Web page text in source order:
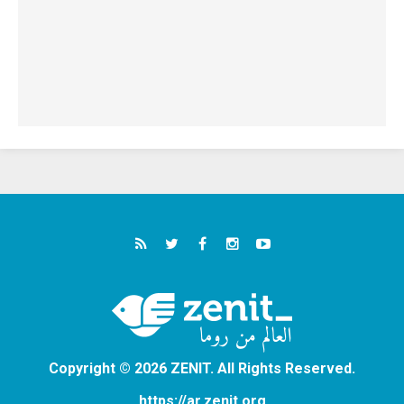
Copyright © 2026 ZENIT. All Rights Reserved.
https://ar.zenit.org